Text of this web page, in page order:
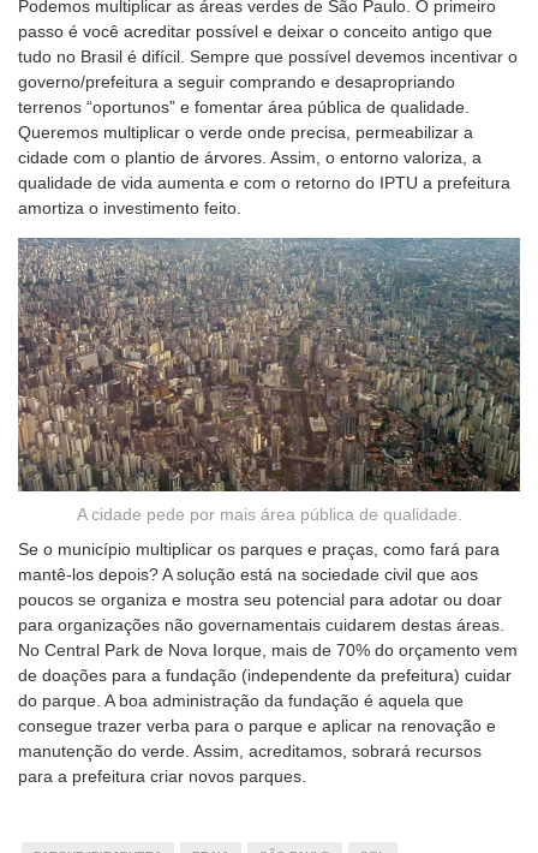
Podemos multiplicar as áreas verdes de São Paulo. O primeiro
passo é você acreditar possível e deixar o conceito antigo que
tudo no Brasil é difícil. Sempre que possível devemos incentivar o
governo/prefeitura a seguir comprando e desapropriando
terrenos “oportunos” e fomentar área pública de qualidade.
Queremos multiplicar o verde onde precisa, permeabilizar a
cidade com o plantio de árvores. Assim, o entorno valoriza, a
qualidade de vida aumenta e com o retorno do IPTU a prefeitura
amortiza o investimento feito.
A cidade pede por mais área pública de qualidade.
Se o município multiplicar os parques e praças, como fará para
mantê-los depois? A solução está na sociedade civil que aos
poucos se organiza e mostra seu potencial para adotar ou doar
para organizações não governamentais cuidarem destas áreas.
No Central Park de Nova Iorque, mais de 70% do orçamento vem
de doações para a fundação (independente da prefeitura) cuidar
do parque. A boa administração da fundação é aquela que
consegue trazer verba para o parque e aplicar na renovação e
manutenção do verde. Assim, acreditamos, sobrará recursos
para a prefeitura criar novos parques.